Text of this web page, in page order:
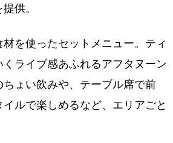
供。
を使ったセットメニュー。ティ
ライブ感あふれるアフタヌーン
ょい飲みや、テーブル席で前
ルで楽しめるなど、エリアごと